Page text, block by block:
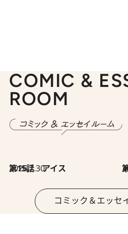
COMIC &
ROOM
2026.7.30
第15話 アイス 第
コミック＆エッセ